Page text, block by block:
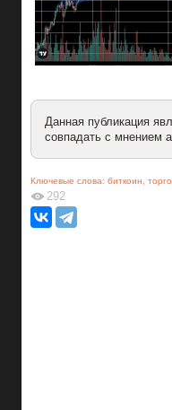
Данная публикация
совпадать с мнением
Ключевые слова: биткоин,
292